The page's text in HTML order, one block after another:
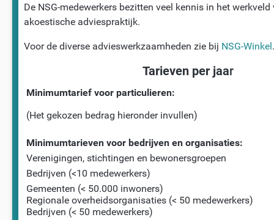
De NSG-medewerkers bezitten veel kennis in het werkveld
akoestische adviespraktijk.
Voor de diverse advieswerkzaamheden zie bij NSG-Winkel.
Tarieven per jaar
Minimumtarief voor particulieren:
(Het gekozen bedrag hieronder invullen)
Minimumtarieven voor bedrijven en organisaties:
Verenigingen, stichtingen en bewonersgroepen
Bedrijven (<10 medewerkers)
Gemeenten (< 50.000 inwoners)
Regionale overheidsorganisaties (< 50 medewerkers)
Bedrijven (< 50 medewerkers)